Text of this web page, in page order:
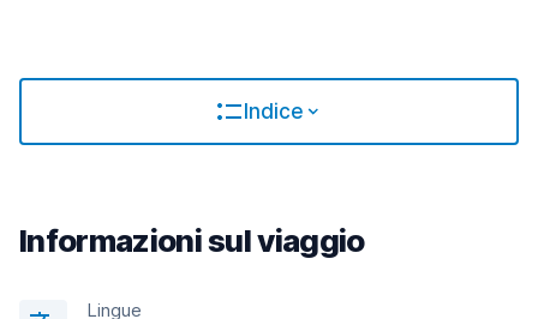
Indice
Informazioni sul viaggio
Lingue